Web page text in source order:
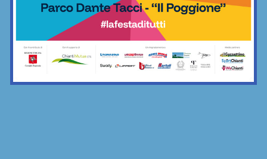
BAR SPORT...CHIANTI Bar Sport...Chianti
E dopo il derby… ecco il “terzo tempo”:
la merenda comune di Grevigiana e...
Bar Sport...Chianti 17/11/2025